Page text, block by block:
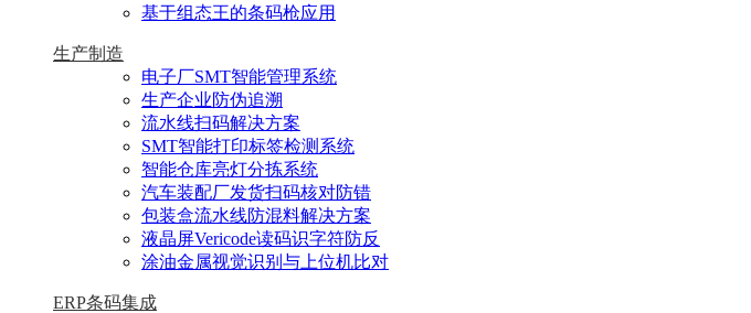
基于组态王的条码枪应用
生产制造
电子厂SMT智能管理系统
生产企业防伪追溯
流水线扫码解决方案
SMT智能打印标签检测系统
智能仓库亮灯分拣系统
汽车装配厂发货扫码核对防错
包装盒流水线防混料解决方案
液晶屏Vericode读码识字符防反
涂油金属视觉识别与上位机比对
ERP条码集成